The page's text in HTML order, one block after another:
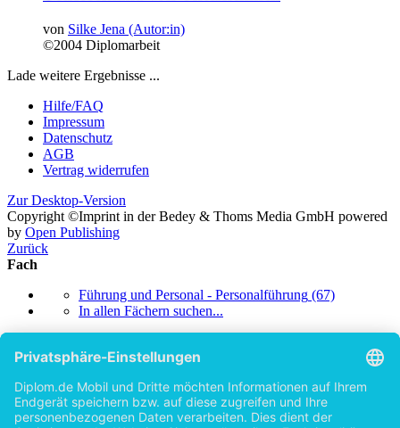
von Silke Jena (Autor:in)
©2004 Diplomarbeit
Lade weitere Ergebnisse ...
Hilfe/FAQ
Impressum
Datenschutz
AGB
Vertrag widerrufen
Zur Desktop-Version
Copyright ©Imprint in der Bedey & Thoms Media GmbH powered
by Open Publishing
Zurück
Fach
Führung und Personal - Personalführung (67)
In allen Fächern suchen...
Bachelorarbeit (4)
Masterarbeit (4)
Seminararbeit (3)